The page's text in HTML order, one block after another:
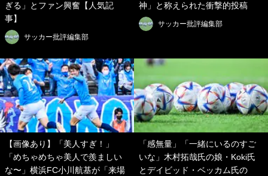
ぎる」とファン興奮【人気記
事】
サッカー批評編集部
神」と称えられた衝撃的投稿
サッカー批評編集部
【画像あり】「美人すぎ！」
「めちゃめちゃ美人で羨ましい
な〜」横浜FC小川航基が「来場
「感無量」「一緒にいるのすご
いな」木村拓哉氏の娘・Koki氏
とデイビッド・ベッカム氏の